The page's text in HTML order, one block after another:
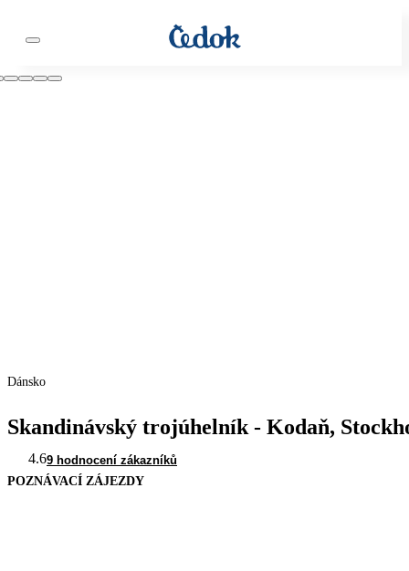
Dánsko
Skandinávský trojúhelník - Kodaň,
4.69 hodnocení zákazníků
POZNÁVACÍ ZÁJEZDY